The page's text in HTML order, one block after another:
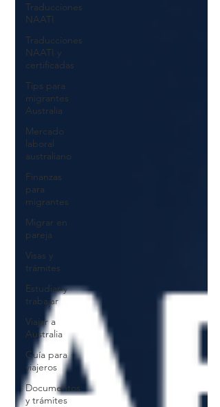
Traducciones
NAATI
Traducciones
NAATI y
certificadas
Tips para
migrantes
Australia
Mercado
laboral
australiano
Finanzas
para
migrantes
Migrar en
pareja
Visas y
trámites
Estudiar y
trabajar
Viajar a
Australia
Guía para
viajeros
Documentos
y trámites